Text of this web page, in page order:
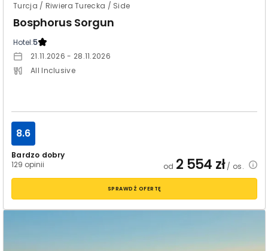
Turcja / Riwiera Turecka / Side
Bosphorus Sorgun
Hotel:5
21.11.2026 - 28.11.2026
All Inclusive
Bardzo dobry
129 opinii
8.6
od 2 554 zł/ os.
SPRAWDŹ OFERTĘ